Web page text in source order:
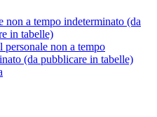
non a tempo indeterminato (da
in tabelle)
personale non a tempo
(da pubblicare in tabelle)